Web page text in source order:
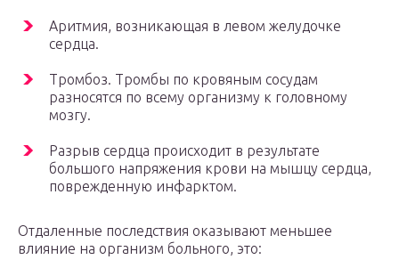
Аритмия, возникающая в левом желудочке
сердца.
Тромбоз. Тромбы по кровяным сосудам
разносятся по всему организму к головному
мозгу.
Разрыв сердца происходит в результате
большого напряжения крови на мышцу сердца,
поврежденную инфарктом.
Отдаленные последствия оказывают меньшее
влияние на организм больного, это: